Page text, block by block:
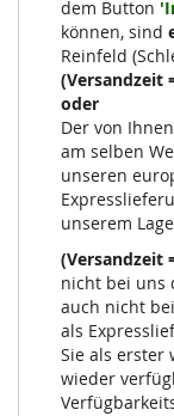
dem Button
können, sind
Reinfeld
(Versandzeit
oder
Der von
am selben
unseren
unserem
(Versandzeit
nicht bei uns
auch nicht
als
Sie als erster
wieder